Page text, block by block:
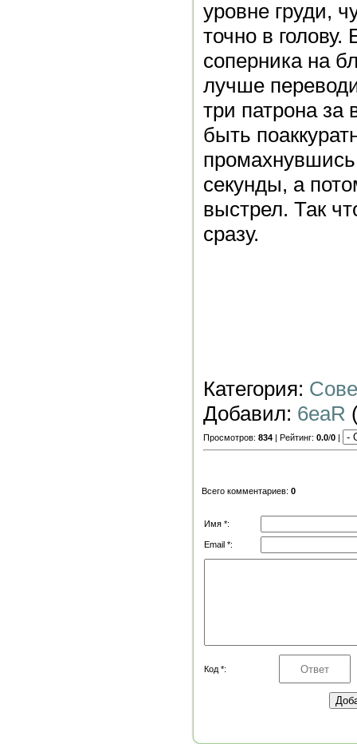
уровне груди,
точно в
соперника на
лучше
три патрона за
быть
секунды, а
выстрел. Так
сразу.
Категория:
Добавил: 6eaR
Просмотров: 834 | Рейтинг: 0.0/0 |
Всего комментариев: 0
Имя *:
Email *:
Код *: